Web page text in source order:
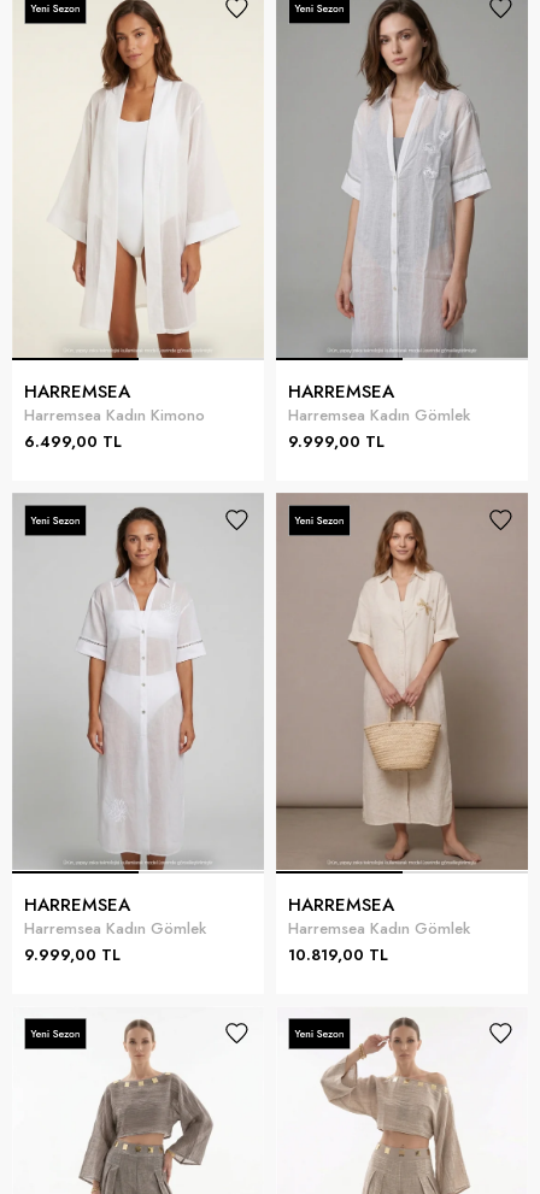
HARREMSEA
Harremsea Kadın Kimono
6.499,00 TL
HARREMSEA
Harremsea Kadın Gömlek
9.999,00 TL
HARREMSEA
Harremsea Kadın Gömlek
9.999,00 TL
HARREMSEA
Harremsea Kadın Gömlek
10.819,00 TL